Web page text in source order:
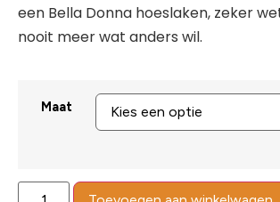
een Bella Donna hoeslaken, zeker
nooit meer wat anders wil.
Maat